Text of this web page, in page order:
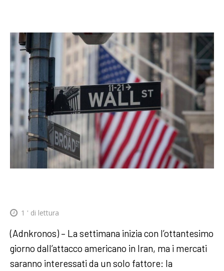
1 ' di lettura
(Adnkronos) – La settimana inizia con l’ottantesimo
giorno dall’attacco americano in Iran, ma i mercati
saranno interessati da un solo fattore: la